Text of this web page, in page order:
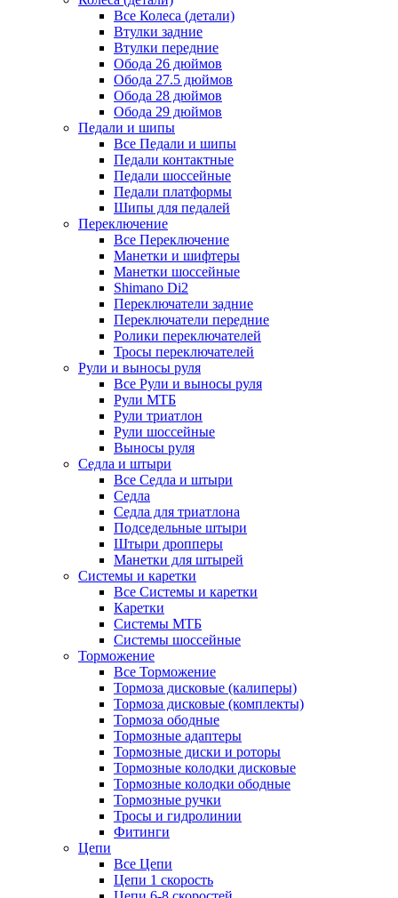
Все Колеса (детали)
Втулки задние
Втулки передние
Обода 26 дюймов
Обода 27.5 дюймов
Обода 28 дюймов
Обода 29 дюймов
Педали и шипы
Все Педали и шипы
Педали контактные
Педали шоссейные
Педали платформы
Шипы для педалей
Переключение
Все Переключение
Манетки и шифтеры
Манетки шоссейные
Shimano Di2
Переключатели задние
Переключатели передние
Ролики переключателей
Тросы переключателей
Рули и выносы руля
Все Рули и выносы руля
Рули МТБ
Рули триатлон
Рули шоссейные
Выносы руля
Седла и штыри
Все Седла и штыри
Седла
Седла для триатлона
Подседельные штыри
Штыри дропперы
Манетки для штырей
Системы и каретки
Все Системы и каретки
Каретки
Системы МТБ
Системы шоссейные
Торможение
Все Торможение
Тормоза дисковые (калиперы)
Тормоза дисковые (комплекты)
Тормоза ободные
Тормозные адаптеры
Тормозные диски и роторы
Тормозные колодки дисковые
Тормозные колодки ободные
Тормозные ручки
Тросы и гидролинии
Фитинги
Цепи
Все Цепи
Цепи 1 скорость